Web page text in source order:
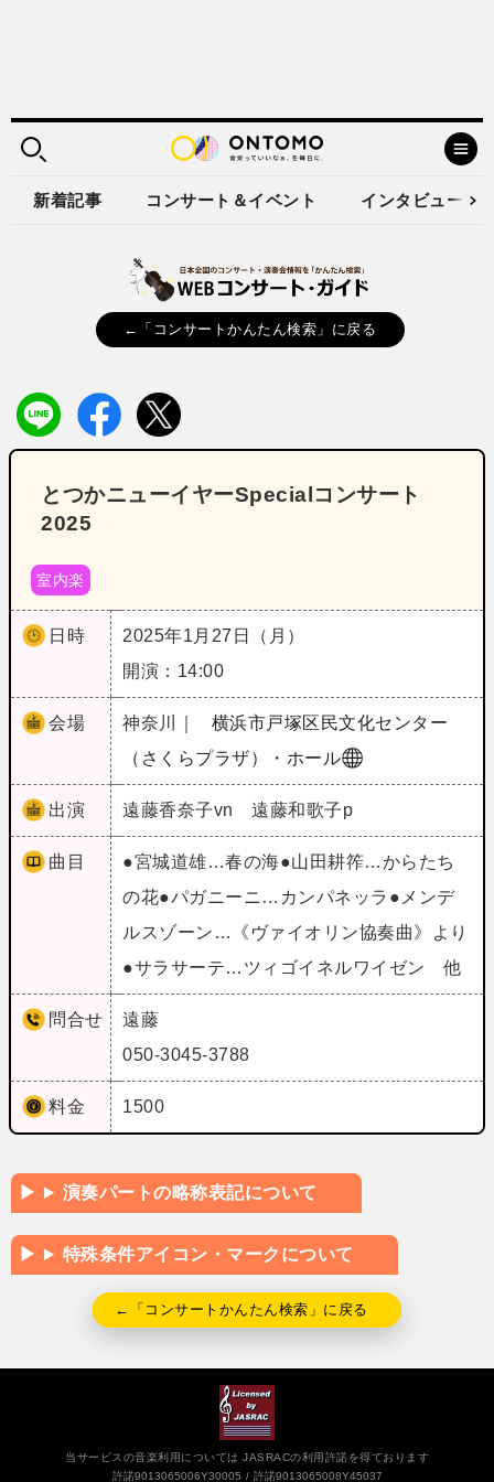
新着記事 コンサート＆イベント インタビュー
←「コンサートかんたん検索」に戻る
とつかニューイヤーSpecialコンサート
2025
室内楽
日時
2025年1月27日（月）
開演：14:00
会場 神奈川｜
横浜市戸塚区民文化センター
（さくらプラザ）・ホール
出演 遠藤香奈子vn 遠藤和歌子p
曲目
●宮城道雄…春の海●山田耕筰…からたち
の花●パガニーニ…カンパネッラ●メンデ
ルスゾーン…《ヴァイオリン協奏曲》より
●サラサーテ…ツィゴイネルワイゼン 他
問合せ
遠藤
050-3045-3788
料金 1500
演奏パートの略称表記について
特殊条件アイコン・マークについて
←「コンサートかんたん検索」に戻る
当サービスの音楽利用については JASRACの利用許諾を得ております
許諾9013065006Y30005
許諾9013065008Y45037